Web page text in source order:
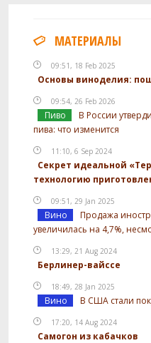
МАТЕРИАЛЫ
09:51, 18 Feb 2025
Основы виноделия:
09:54, 26 Feb 2026
Пиво
В России
пива: что изменится
11:10, 6 Sep 2024
Секрет идеальной
технологию
09:51, 29 Jan 2025
Вино
Продажа
увеличилась на 4,7%,
13:29, 21 Aug 2024
Берлинер-вайссе
18:49, 28 Jan 2025
Вино В США стали
17:20, 14 Aug 2024
Самогон из кабачков